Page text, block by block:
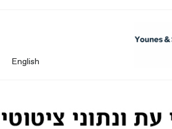
English